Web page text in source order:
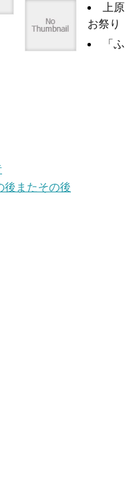
上原
お祭り
「ふ
後またその後